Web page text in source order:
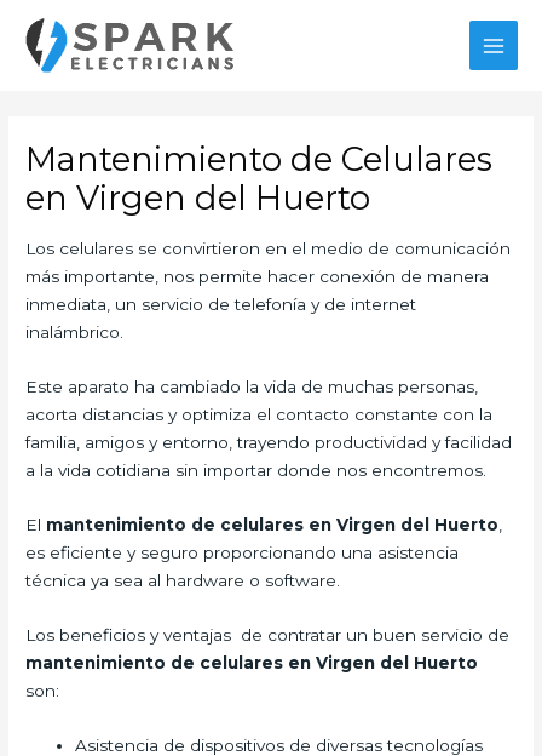
contenido
Mantenimiento de Celulares
en Virgen del Huerto
Los celulares se convirtieron en el medio de comunicación
más importante, nos permite hacer conexión de manera
inmediata, un servicio de telefonía y de internet
inalámbrico.
Este aparato ha cambiado la vida de muchas personas,
acorta distancias y optimiza el contacto constante con la
familia, amigos y entorno, trayendo productividad y facilidad
a la vida cotidiana sin importar donde nos encontremos.
El mantenimiento de celulares en Virgen del Huerto
es eficiente y seguro proporcionando una asistencia
técnica ya sea al hardware o software.
Los beneficios y ventajas de contratar un buen servicio de
mantenimiento de celulares en Virgen del Huerto
son:
Asistencia de dispositivos de diversas tecnologías